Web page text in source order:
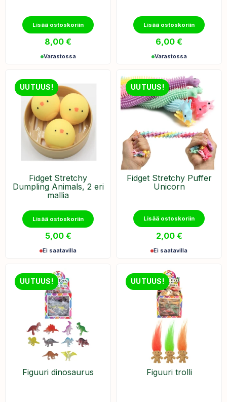
Lisää ostoskoriin
8,00 €
Varastossa
Lisää ostoskoriin
6,00 €
Varastossa
UUTUUS!
Fidget Stretchy
Dumpling Animals, 2 eri
mallia
Lisää ostoskoriin
5,00 €
Ei saatavilla
UUTUUS!
Fidget Stretchy Puffer
Unicorn
Lisää ostoskoriin
2,00 €
Ei saatavilla
UUTUUS!
Figuuri dinosaurus
UUTUUS!
Figuuri trolli